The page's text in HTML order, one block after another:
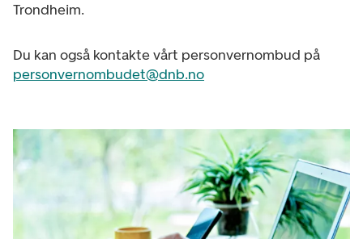
Trondheim.
Du kan også kontakte vårt personvernombud på
personvernombudet@dnb.no